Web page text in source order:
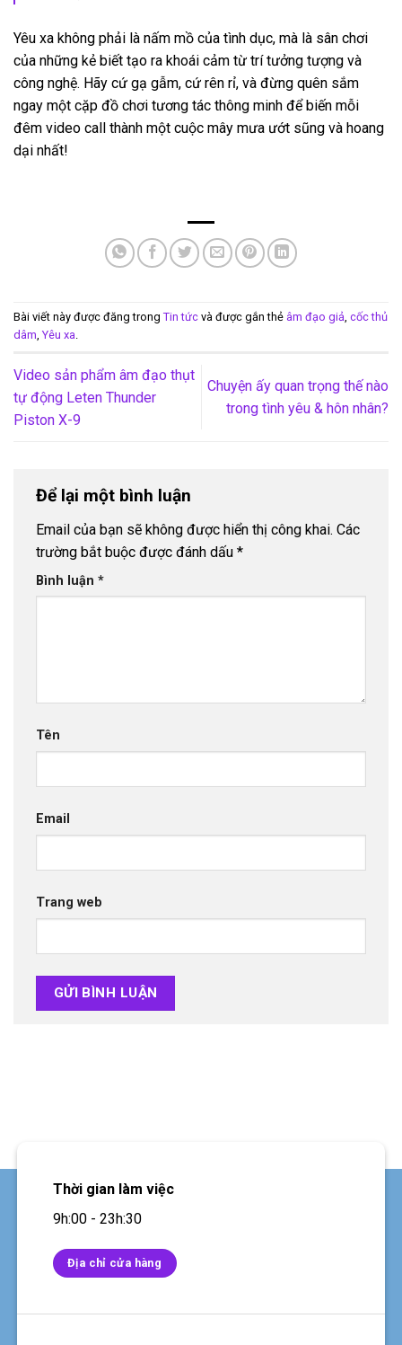
Yêu xa không phải là nấm mồ của tình dục, mà là sân chơi
của những kẻ biết tạo ra khoái cảm từ trí tưởng tượng và
công nghệ. Hãy cứ gạ gẫm, cứ rên rỉ, và đừng quên sắm
ngay một cặp đồ chơi tương tác thông minh để biến mỗi
đêm video call thành một cuộc mây mưa ướt sũng và hoang
dại nhất!
Bài viết này được đăng trong Tin tức và được gắn thẻ âm đạo giả cốc thủ
dâm Yêu xa
Video sản phẩm âm đạo thụt
tự động Leten Thunder
Piston X-9
Chuyện ấy quan trọng thế nào
trong tình yêu & hôn nhân?
Để lại một bình luận
Email của bạn sẽ không được hiển thị công khai. Các
trường bắt buộc được đánh dấu *
Bình luận *
Tên
Email
Trang web
Thời gian làm việc
9h:00 - 23h:30
Địa chỉ cửa hàng